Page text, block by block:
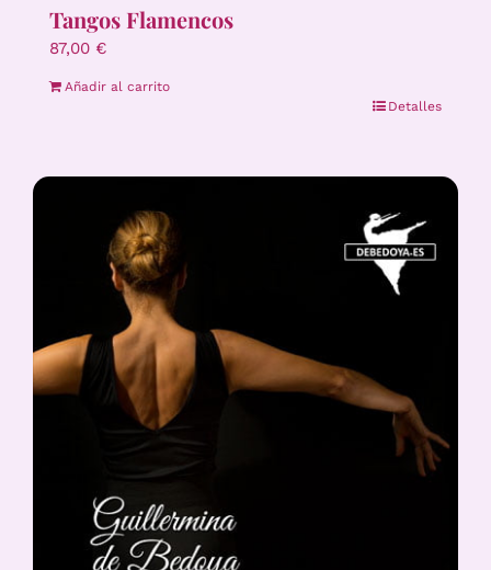
Tangos Flamencos
87,00 €
Añadir al carrito
Detalles